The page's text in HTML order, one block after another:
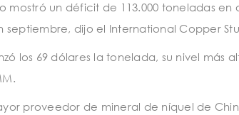
mostró un déficit de 113.000 toneladas
septiembre, dijo el International Copper
los 69 dólares la tonelada, su nivel más
proveedor de mineral de níquel de